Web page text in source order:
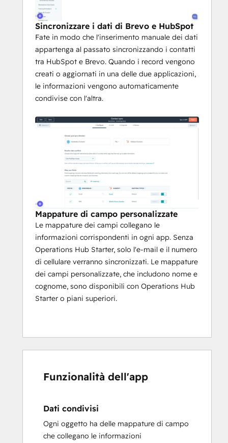
Sincronizzare i dati di Brevo e HubSpot
Fate in modo che l'inserimento manuale dei dati
appartenga al passato sincronizzando i contatti
tra HubSpot e Brevo. Quando i record vengono
creati o aggiornati in una delle due applicazioni,
le informazioni vengono automaticamente
condivise con l'altra.
Mappature di campo personalizzate
Le mappature dei campi collegano le
informazioni corrispondenti in ogni app. Senza
Operations Hub Starter, solo l'e-mail e il numero
di cellulare verranno sincronizzati. Le mappature
dei campi personalizzate, che includono nome e
cognome, sono disponibili con Operations Hub
Starter o piani superiori.
Funzionalità dell'app
Dati condivisi
Ogni oggetto ha delle mappature di campo
che collegano le informazioni